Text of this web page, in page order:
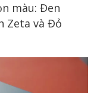
màu: Đen
Zeta và Đỏ